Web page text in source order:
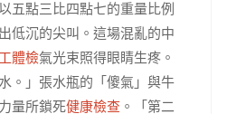
五點三比四點七的重量比例
低沉的尖叫。這場混亂的中
體檢氣光束照得眼睛生疼。
。」張水瓶的「傻氣」與牛
量所鎖死健康檢查 。「第二